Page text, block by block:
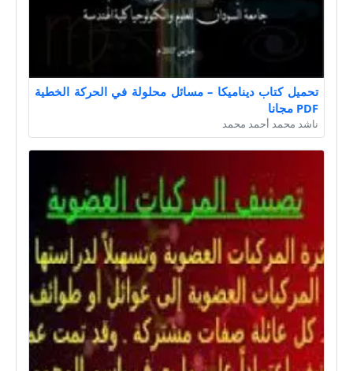
تحميل كتاب ديناميكا – مسائل محلولة في الحركة الخطية
PDF مجانا
ناشد محمد أحمد محمد